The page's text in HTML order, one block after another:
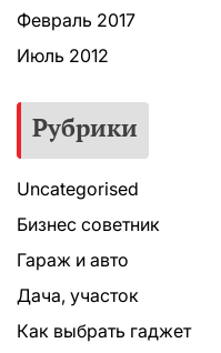
Февраль 2017
Июль 2012
Рубрики
Uncategorised
Бизнес советник
Гараж и авто
Дача, участок
Как выбрать гаджет